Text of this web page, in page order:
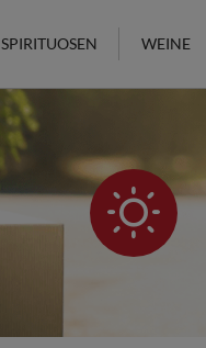
SPIRITUOSEN WEINE